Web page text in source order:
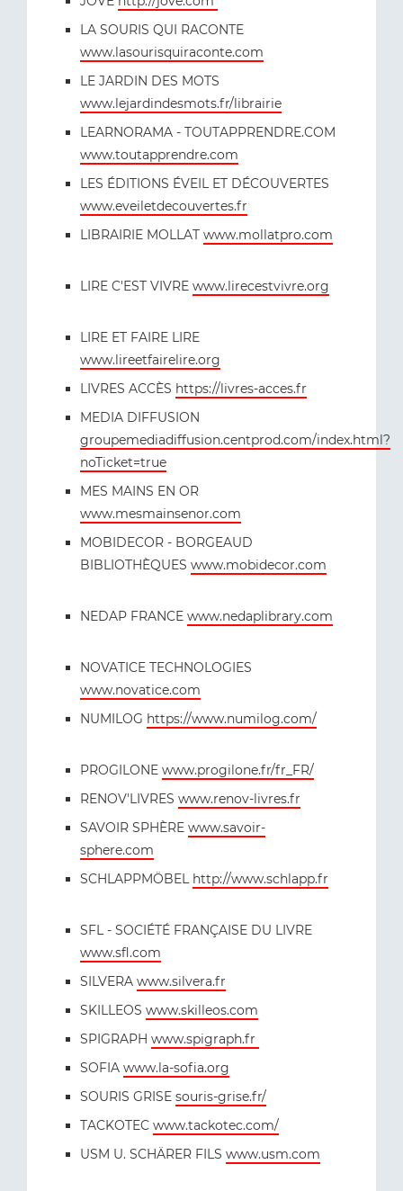
LA SOURIS QUI RACONTE
www.lasourisquiraconte.com
LE JARDIN DES MOTS
www.lejardindesmots.fr/librairie
LEARNORAMA - TOUTAPPRENDRE.COM
www.toutapprendre.com
LES ÉDITIONS ÉVEIL ET DÉCOUVERTES
www.eveiletdecouvertes.fr
LIBRAIRIE MOLLAT www.mollatpro.com
LIRE C'EST VIVRE www.lirecestvivre.org
LIRE ET FAIRE LIRE
www.lireetfairelire.org
LIVRES ACCÈS https://livres-acces.fr
MEDIA DIFFUSION
groupemediadiffusion.centprod.com/index.html?
noTicket=true
MES MAINS EN OR
www.mesmainsenor.com
MOBIDECOR - BORGEAUD
BIBLIOTHÈQUES www.mobidecor.com
NEDAP FRANCE www.nedaplibrary.com
NOVATICE TECHNOLOGIES
www.novatice.com
NUMILOG https://www.numilog.com/
PROGILONE www.progilone.fr/fr_FR/
RENOV'LIVRES www.renov-livres.fr
SAVOIR SPHÈRE www.savoir-
sphere.com
SCHLAPPMÖBEL http://www.schlapp.fr
SFL - SOCIÉTÉ FRANÇAISE DU LIVRE
www.sfl.com
SILVERA www.silvera.fr
SKILLEOS www.skilleos.com
SPIGRAPH www.spigraph.fr
SOFIA www.la-sofia.org
SOURIS GRISE souris-grise.fr/
TACKOTEC www.tackotec.com/
USM U. SCHÄRER FILS www.usm.com